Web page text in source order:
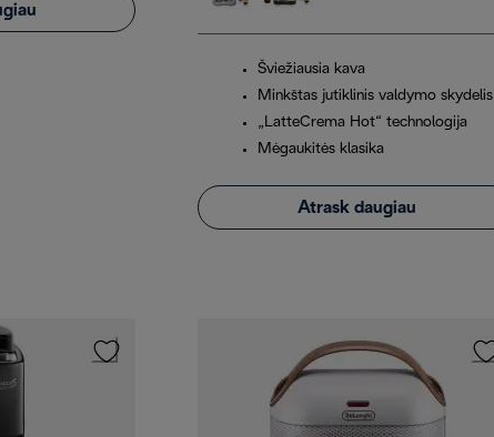
Šviežiausia kava
Minkštas jutiklinis valdymo skydelis
„LatteCrema Hot“ technologija
Mėgaukitės klasika
Atrask daugiau